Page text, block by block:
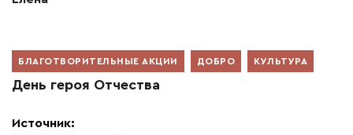
БЛАГОТВОРИТЕЛЬНЫЕ АКЦИИ ДОБРО КУЛЬТУРА
День героя Отчества
Источник: